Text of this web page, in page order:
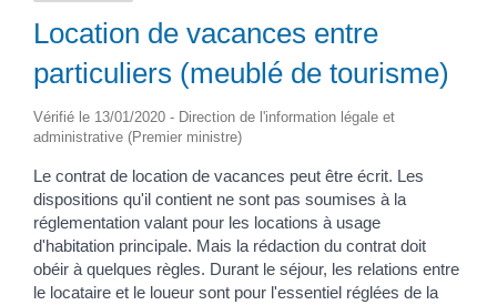
Location de vacances entre
particuliers (meublé de tourisme)
Vérifié le 13/01/2020 - Direction de l'information légale et
administrative (Premier ministre)
Le contrat de location de vacances peut être écrit. Les
dispositions qu'il contient ne sont pas soumises à la
réglementation valant pour les locations à usage
d'habitation principale. Mais la rédaction du contrat doit
obéir à quelques règles. Durant le séjour, les relations entre
le locataire et le loueur sont pour l'essentiel réglées de la